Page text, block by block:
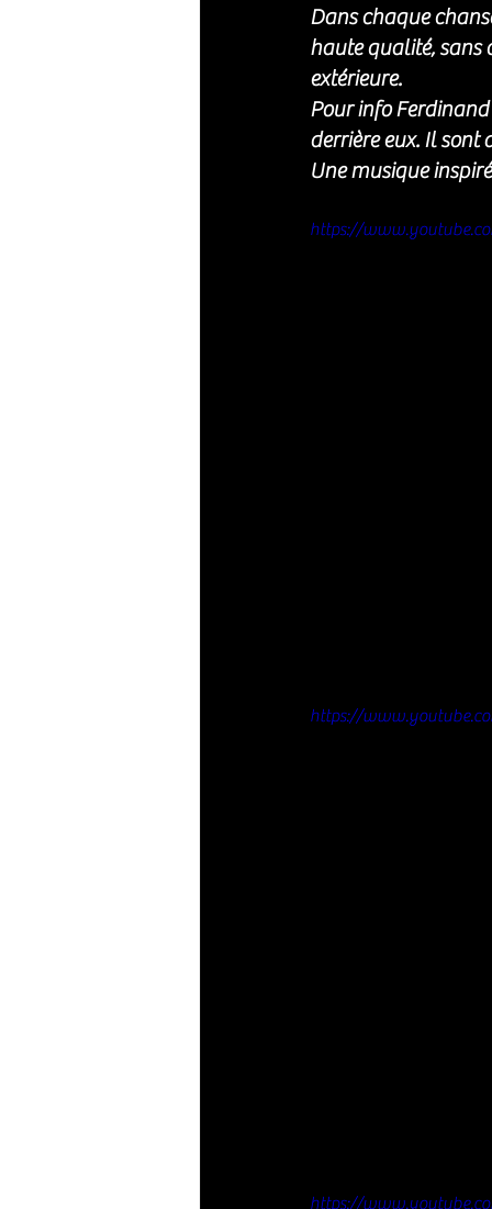
Dans chaque
haute qualité, sans
extérieure.
Pour info
derrière eux. Il sont
Une musique
https://
https://
https://